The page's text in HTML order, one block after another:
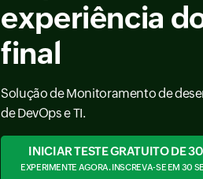
experiência
final
Solução de Monitoramento de
de DevOps e TI.
INICIAR TESTE GRATUITO DE
EXPERIMENTE AGORA. INSCREVA-SE EM 30